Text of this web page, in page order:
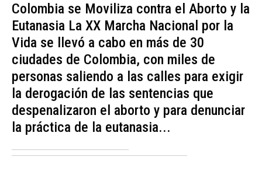
Colombia se Moviliza contra el Aborto y la
Eutanasia La XX Marcha Nacional por la
Vida se llevó a cabo en más de 30
ciudades de Colombia, con miles de
personas saliendo a las calles para exigir
la derogación de las sentencias que
despenalizaron el aborto y para denunciar
la práctica de la eutanasia...